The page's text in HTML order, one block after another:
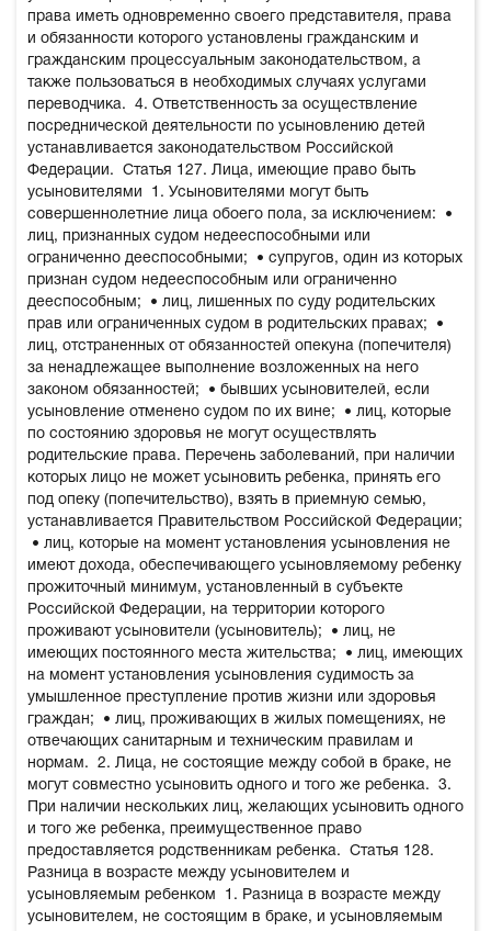
права иметь одновременно своего представителя, права
и обязанности которого установлены гражданским и
гражданским процессуальным законодательством, а
также пользоваться в необходимых случаях услугами
переводчика.
4. Ответственность за осуществление
посреднической деятельности по усыновлению детей
устанавливается законодательством Российской
Федерации.
Статья 127. Лица, имеющие право быть
усыновителями
1. Усыновителями могут быть
совершеннолетние лица обоего пола, за исключением:
•
лиц, признанных судом недееспособными или
ограниченно дееспособными;
• супругов, один из которых
признан судом недееспособным или ограниченно
дееспособным;
• лиц, лишенных по суду родительских
прав или ограниченных судом в родительских правах;
•
лиц, отстраненных от обязанностей опекуна (попечителя)
за ненадлежащее выполнение возложенных на него
законом обязанностей;
• бывших усыновителей, если
усыновление отменено судом по их вине;
• лиц, которые
по состоянию здоровья не могут осуществлять
родительские права. Перечень заболеваний, при наличии
которых лицо не может усыновить ребенка, принять его
под опеку (попечительство), взять в приемную семью,
устанавливается Правительством Российской Федерации;
• лиц, которые на момент установления усыновления не
имеют дохода, обеспечивающего усыновляемому ребенку
прожиточный минимум, установленный в субъекте
Российской Федерации, на территории которого
проживают усыновители (усыновитель);
• лиц, не
имеющих постоянного места жительства;
• лиц, имеющих
на момент установления усыновления судимость за
умышленное преступление против жизни или здоровья
граждан;
• лиц, проживающих в жилых помещениях, не
отвечающих санитарным и техническим правилам и
нормам.
2. Лица, не состоящие между собой в браке, не
могут совместно усыновить одного и того же ребенка.
3.
При наличии нескольких лиц, желающих усыновить одного
и того же ребенка, преимущественное право
предоставляется родственникам ребенка.
Статья 128.
Разница в возрасте между усыновителем и
усыновляемым ребенком
1. Разница в возрасте между
усыновителем, не состоящим в браке, и усыновляемым